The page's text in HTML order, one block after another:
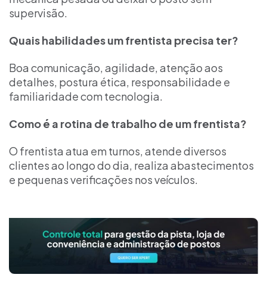
supervisão.
Quais habilidades um frentista precisa ter?
Boa comunicação, agilidade, atenção aos
detalhes, postura ética, responsabilidade e
familiaridade com tecnologia.
Como é a rotina de trabalho de um frentista?
O frentista atua em turnos, atende diversos
clientes ao longo do dia, realiza abastecimentos
e pequenas verificações nos veículos.